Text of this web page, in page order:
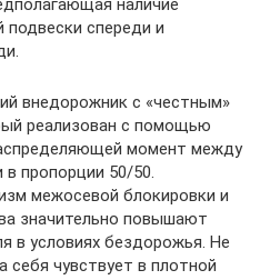
наличие
спереди и
внедорожник с «честным»
реализован с помощью
момент между
пропорции 50/50.
межосевой блокировки и
значительно повышают
в условиях бездорожья. Не
чувствует в плотной